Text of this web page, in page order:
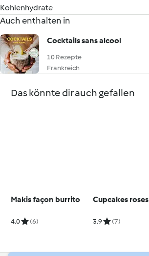
Kohlenhydrate
Auch enthalten in
Cocktails sans alcool
10 Rezepte
Frankreich
Das könnte dir auch gefallen
Makis façon burrito
4.0 (6)
Cupcakes roses
3.9 (7)